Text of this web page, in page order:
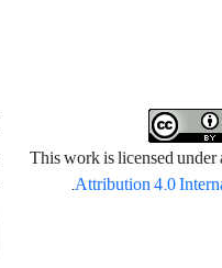
This work is licensed under
Attribution 4.0
.